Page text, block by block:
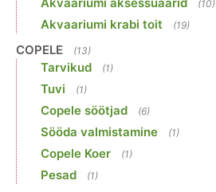
Akvaariumi aksessuaarid (10)
Akvaariumi krabi toit (19)
COPELE (13)
Tarvikud (1)
Tuvi (1)
Copele söötjad (6)
Sööda valmistamine (1)
Copele Koer (1)
Pesad (1)